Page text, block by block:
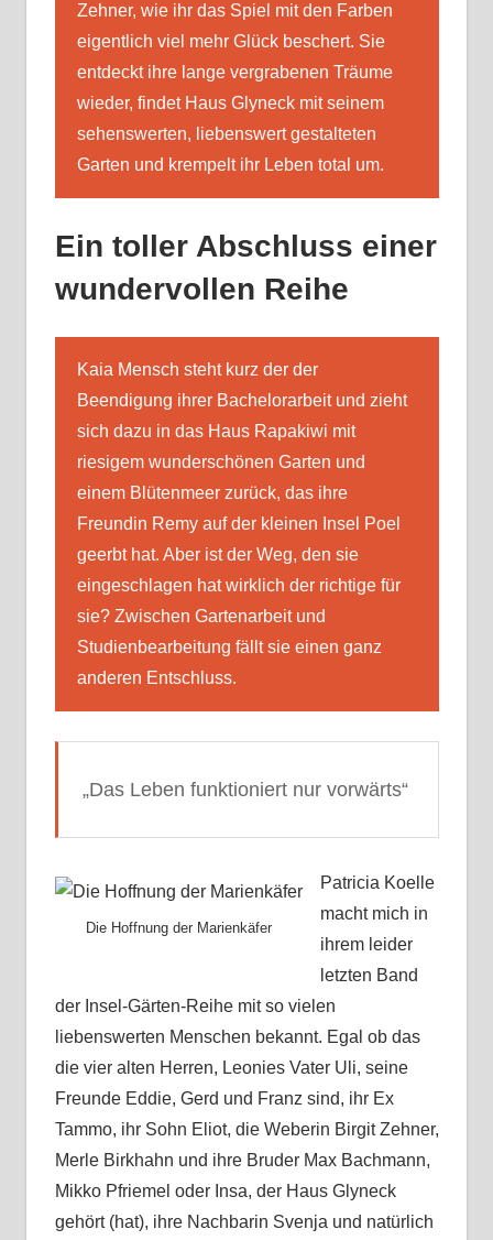
Zehner, wie ihr das Spiel mit den Farben
eigentlich viel mehr Glück beschert. Sie
entdeckt ihre lange vergrabenen Träume
wieder, findet Haus Glyneck mit seinem
sehenswerten, liebenswert gestalteten
Garten und krempelt ihr Leben total um.
Ein toller Abschluss einer
wundervollen Reihe
Kaia Mensch steht kurz der der
Beendigung ihrer Bachelorarbeit und zieht
sich dazu in das Haus Rapakiwi mit
riesigem wunderschönen Garten und
einem Blütenmeer zurück, das ihre
Freundin Remy auf der kleinen Insel Poel
geerbt hat. Aber ist der Weg, den sie
eingeschlagen hat wirklich der richtige für
sie? Zwischen Gartenarbeit und
Studienbearbeitung fällt sie einen ganz
anderen Entschluss.
„Das Leben funktioniert nur vorwärts“
Die Hoffnung der Marienkäfer
Patricia Koelle
macht mich in
ihrem leider
letzten Band
der Insel-Gärten-Reihe mit so vielen
liebenswerten Menschen bekannt. Egal ob das
die vier alten Herren, Leonies Vater Uli, seine
Freunde Eddie, Gerd und Franz sind, ihr Ex
Tammo, ihr Sohn Eliot, die Weberin Birgit Zehner,
Merle Birkhahn und ihre Bruder Max Bachmann,
Mikko Pfriemel oder Insa, der Haus Glyneck
gehört (hat), ihre Nachbarin Svenja und natürlich